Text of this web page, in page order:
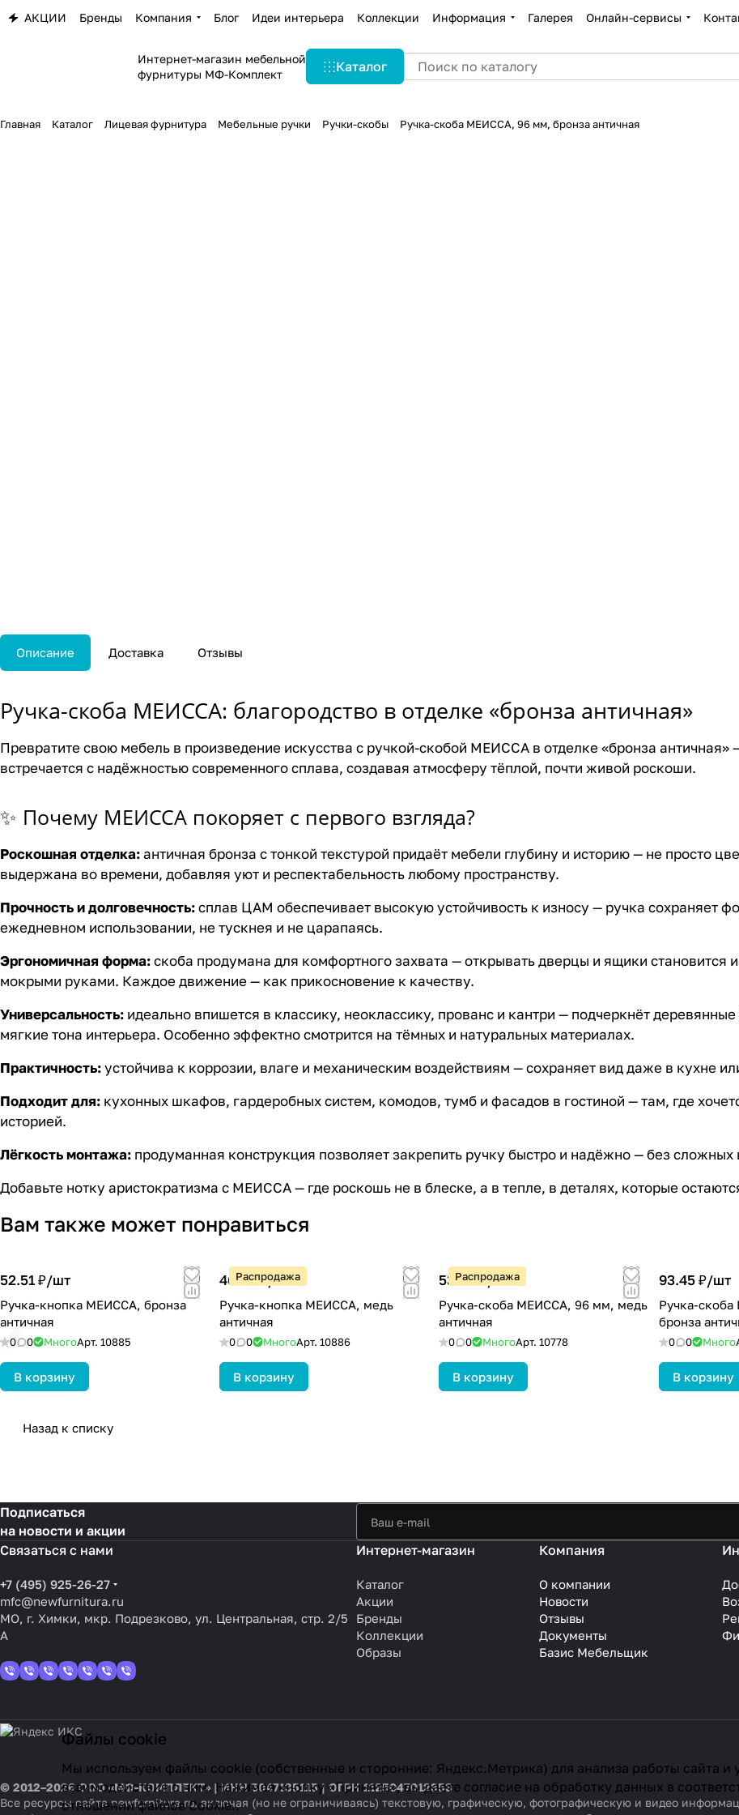
АКЦИИ Бренды Компания Блог Идеи интерьера Коллекции Информация Галерея Онлайн-сервисы
Интернет-магазин мебельной
фурнитуры МФ-Комплект
Каталог
Главная Каталог Лицевая фурнитура Мебельные ручки Ручки-скобы Ручка-скоба МЕИССА, 96 мм, бронза античная
Описание Доставка Отзывы
Ручка-скоба МЕИССА: благородство в отделке «бронза античная»
Превратите свою мебель в произведение искусства с ручкой-скобой МЕИССА в отделке «бронза
встречается с надёжностью современного сплава, создавая атмосферу тёплой, почти живой роскоши.
✨ Почему МЕИССА покоряет с первого взгляда?
Роскошная отделка:античная бронза с тонкой текстурой придаёт мебели глубину и историю — не просто
выдержана во времени, добавляя уют и респектабельность любому пространству.
Прочность и долговечность:сплав ЦАМ обеспечивает высокую устойчивость к износу — ручка сохраняет
ежедневном использовании, не тускнея и не царапаясь.
Эргономичная форма:скоба продумана для комфортного захвата — открывать дверцы и ящики становится
мокрыми руками. Каждое движение — как прикосновение к качеству.
Универсальность: идеально впишется в классику, неоклассику, прованс и кантри — подчеркнёт
мягкие тона интерьера. Особенно эффектно смотрится на тёмных и натуральных материалах.
Практичность:устойчива к коррозии, влаге и механическим воздействиям — сохраняет вид даже в кухне
Подходит для: кухонных шкафов, гардеробных систем, комодов, тумб и фасадов в гостиной — там, где
историей.
Лёгкость монтажа: продуманная конструкция позволяет закрепить ручку быстро и надёжно — без
Добавьте нотку аристократизма с МЕИССА — где роскошь не в блеске, а в тепле, в деталях, которые
Вам также может понравиться
52.51 ₽/шт
Ручка-кнопка МЕИССА, бронза
античная
0 0 МногоАрт. 10885
В корзину
Распродажа
46.28 ₽/шт
Ручка-кнопка МЕИССА, медь
античная
0 0 МногоАрт.10886
В корзину
Распродажа
53.40 ₽/шт
Ручка-скоба МЕИССА, 96 мм, медь
античная
0 0 МногоАрт.10778
В корзину
93.45 ₽/шт
Ручка-
бронза
0 0 Много
В корзину
Назад к списку
Подписаться
на новости и акции
Связаться с нами
+7 (495) 925-26-27
mfc@newfurnitura.ru
МО, г. Химки, мкр. Подрезково, ул. Центральная, стр. 2/5
А
Интернет-магазин
Каталог
Акции
Бренды
Коллекции
Образы
Компания
О компании
Новости
Отзывы
Документы
Базис Мебельщик
© 2012–2026 ООО «МФ-КОМПЛЕКТ» | ИНН 5047135115 | ОГРН 1125047012353
Все ресурсы сайта newfurnitura.ru, включая (но не ограничиваясь) текстовую, графическую, фотографическую и видео
Файлы cookie
Мы используем файлы cookie (собственные и сторонние: Яндекс.Метрика) для анализа работы сайта и
взаимодействия с ним. Нажимая кнопку «Принять», вы даете согласие на обработку данных в
отношении файлов Cookie..